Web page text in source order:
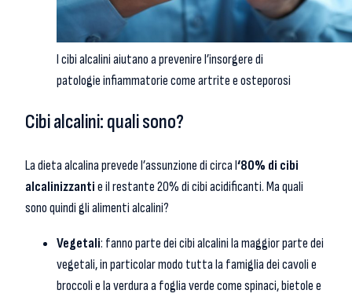
I cibi alcalini aiutano a prevenire l’insorgere di
patologie infiammatorie come artrite e osteporosi
Cibi alcalini: quali sono?
La dieta alcalina prevede l’assunzione di circa l‘80% di cibi
alcalinizzantie il restante 20% di cibi acidificanti. Ma quali
sono quindi gli alimenti alcalini?
Vegetali: fanno parte dei cibi alcalini la maggior parte dei
vegetali, in particolar modo tutta la famiglia dei cavoli e
broccoli e la verdura a foglia verde come spinaci, bietole e